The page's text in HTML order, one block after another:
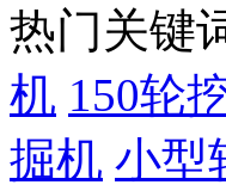
热门关键
机 150轮
掘机 小型